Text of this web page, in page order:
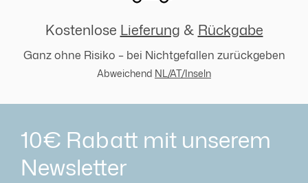
Kostenlose Lieferung & Rückgabe
Ganz ohne Risiko – bei Nichtgefallen zurückgeben
Abweichend NL/AT/Inseln
10€ Rabatt mit unserem
Newsletter